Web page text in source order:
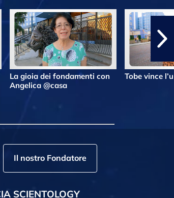
La gioia dei fondamenti con
Angelica @casa
Tobe vince
Il nostro Fondatore
SCIENTOLOGY